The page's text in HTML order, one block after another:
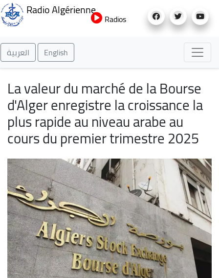
au
Radio Algérienne
Radios
العربية English
La valeur du marché de la Bourse
d'Alger enregistre la croissance la
plus rapide au niveau arabe au
cours du premier trimestre 2025